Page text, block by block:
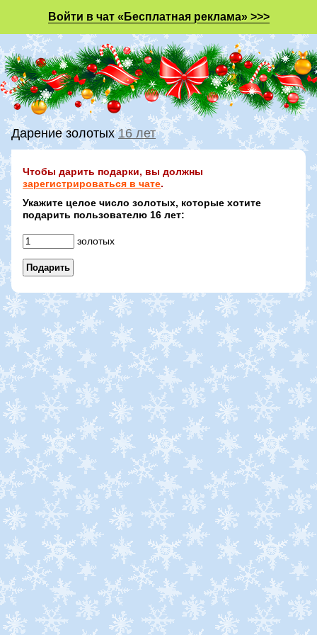
Войти в чат «Бесплатная реклама» >>>
Дарение золотых16 лет
Чтобы дарить подарки, вы должны
зарегистрироваться в чате.
Укажите целое число золотых, которые хотите
подарить пользователю 16 лет:
золотых